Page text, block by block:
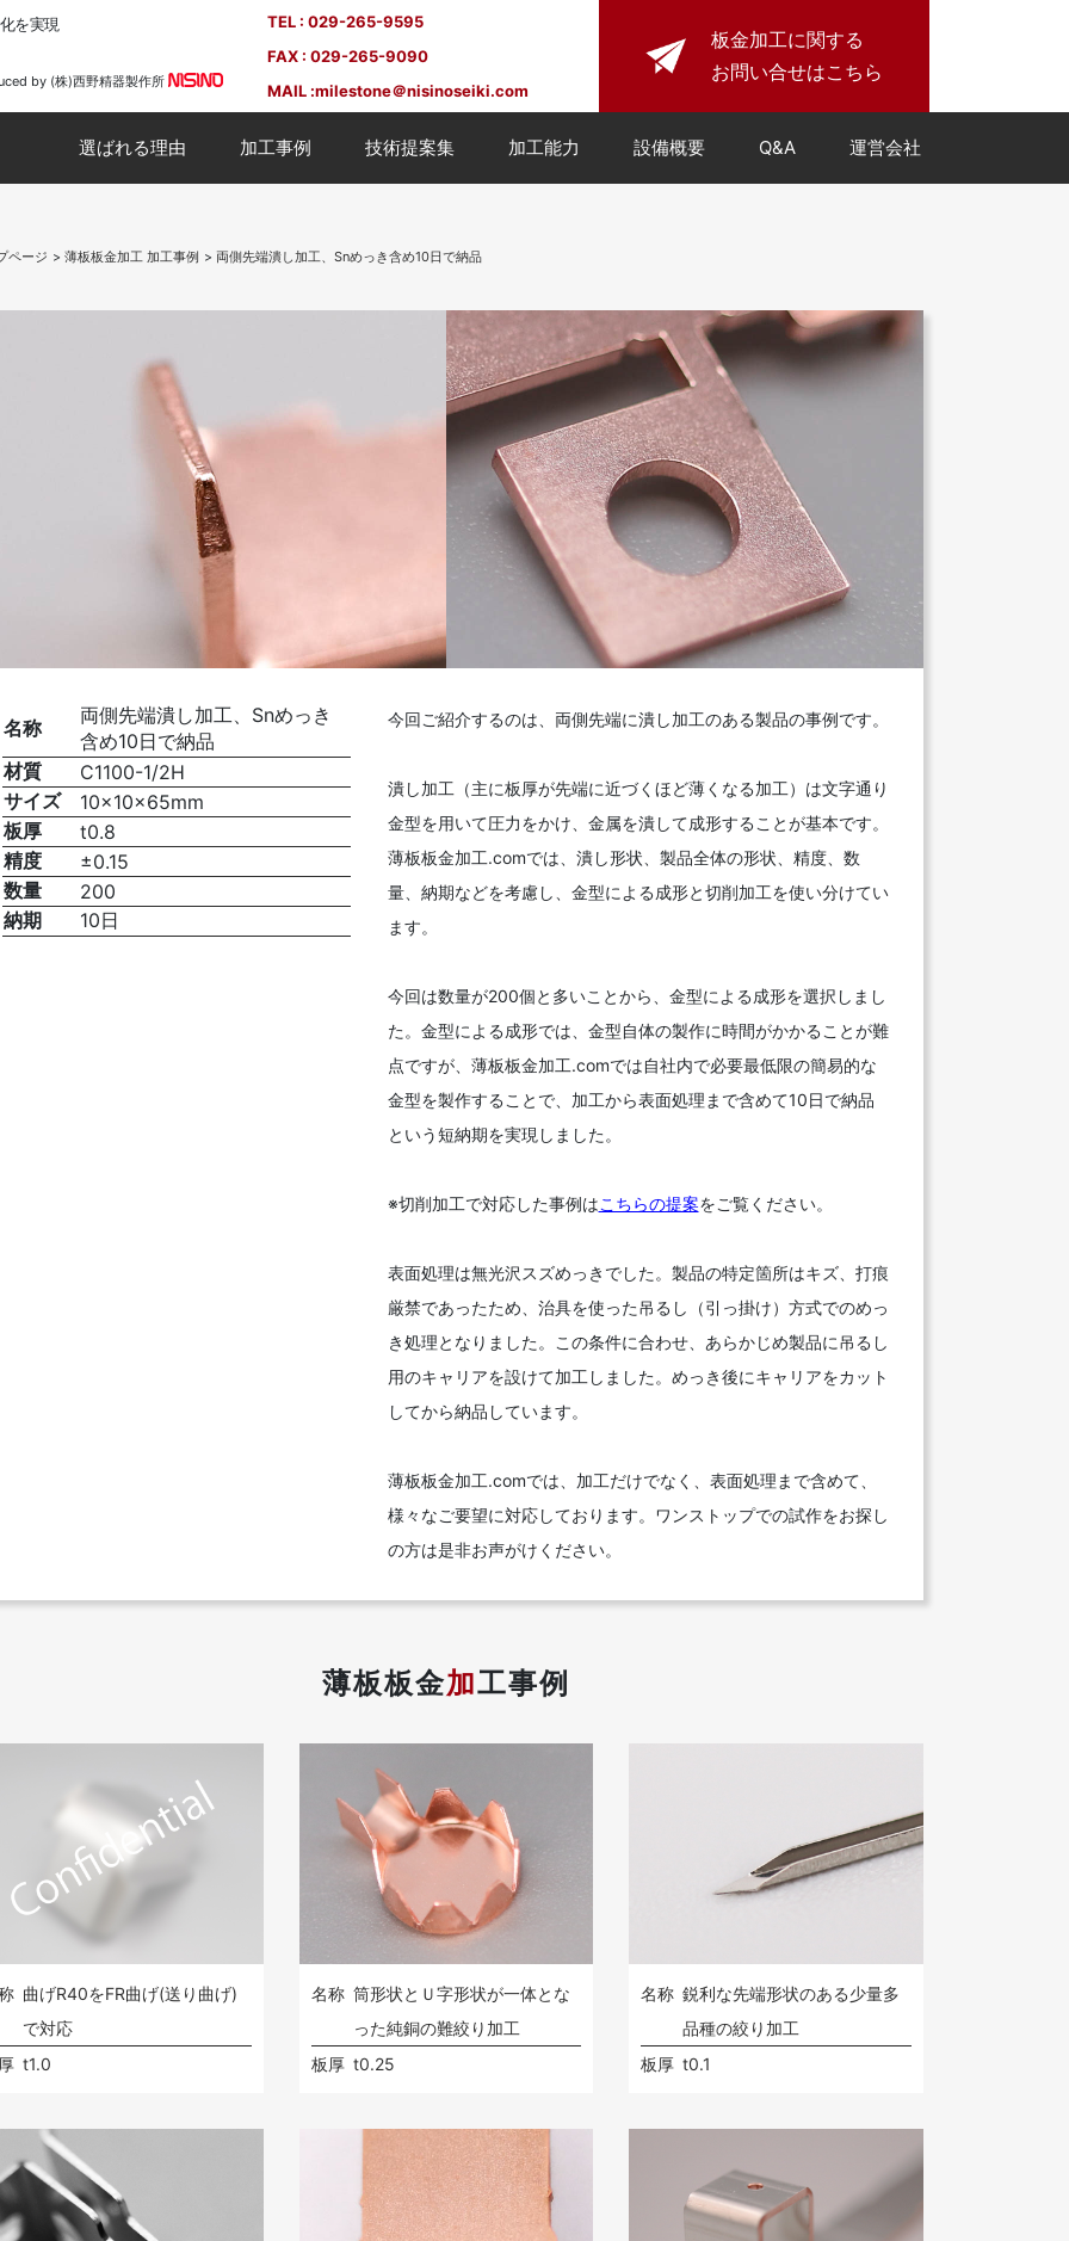
を実現
by (株)西野精器製作所
TEL : 029-265-9595
FAX : 029-265-9090
MAIL :milestone＠nisinoseiki.com
板金加工に関する
お問い合せはこちら
選ばれる理由 加工事例 技術提案集 加工能力 設備概要 Q&A 運営会社
ページ 薄板板金加工 加工事例 両側先端潰し加工、Snめっき含め10日で納品
名称
両側先端潰し加工、Snめっき
含め10日で納品
材質
C1100-1/2H
サイズ
10×10×65mm
板厚
t0.8
精度
±0.15
数量
200
納期
10日
今回ご紹介するのは、両側先端に潰し加工のある製品の事例です。
潰し加工（主に板厚が先端に近づくほど薄くなる加工）は文字通り
金型を用いて圧力をかけ、金属を潰して成形することが基本です。
薄板板金加工.comでは、潰し形状、製品全体の形状、精度、数
量、納期などを考慮し、金型による成形と切削加工を使い分けてい
ます。
今回は数量が200個と多いことから、金型による成形を選択しまし
た。金型による成形では、金型自体の製作に時間がかかることが難
点ですが、薄板板金加工.comでは自社内で必要最低限の簡易的な
金型を製作することで、加工から表面処理まで含めて10日で納品
という短納期を実現しました。
※切削加工で対応した事例はこちらの提案をご覧ください。
表面処理は無光沢スズめっきでした。製品の特定箇所はキズ、打痕
厳禁であったため、治具を使った吊るし（引っ掛け）方式でのめっ
き処理となりました。この条件に合わせ、あらかじめ製品に吊るし
用のキャリアを設けて加工しました。めっき後にキャリアをカット
してから納品しています。
薄板板金加工.comでは、加工だけでなく、表面処理まで含めて、
様々なご要望に対応しております。ワンストップでの試作をお探し
の方は是非お声がけください。
薄板板金加工事例
曲げR40をFR曲げ(送り曲げ)
で対応
t1.0
名称 筒形状とＵ字形状が一体とな
った純銅の難絞り加工
板厚 t0.25
名称 鋭利な先端形状のある少量多
品種の絞り加工
板厚 t0.1